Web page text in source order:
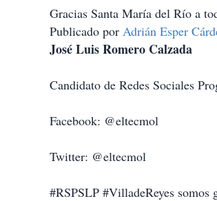
Gracias Santa María del Río a
Publicado por Adrián Esper
José Luis Romero Calzada
Candidato de Redes Sociales
Facebook: @eltecmol
Twitter: @eltecmol
#RSPSLP #VilladeReyes